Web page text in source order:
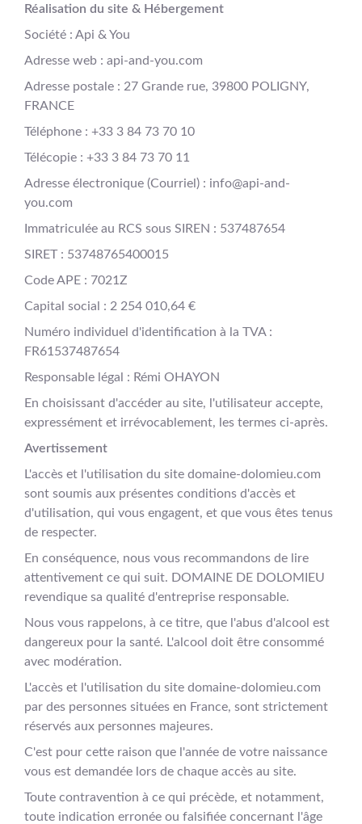
Réalisation du site & Hébergement
Société : Api & You
Adresse web : api-and-you.com
Adresse postale : 27 Grande rue, 39800 POLIGNY,
FRANCE
Téléphone : +33 3 84 73 70 10
Télécopie : +33 3 84 73 70 11
Adresse électronique (Courriel) : info@api-and-
you.com
Immatriculée au RCS sous SIREN : 537487654
SIRET : 53748765400015
Code APE : 7021Z
Capital social : 2 254 010,64 €
Numéro individuel d'identification à la TVA :
FR61537487654
Responsable légal : Rémi OHAYON
En choisissant d'accéder au site, l'utilisateur accepte,
expressément et irrévocablement, les termes ci-après.
Avertissement
L'accès et l'utilisation du site domaine-dolomieu.com
sont soumis aux présentes conditions d'accès et
d'utilisation, qui vous engagent, et que vous êtes tenus
de respecter.
En conséquence, nous vous recommandons de lire
attentivement ce qui suit. DOMAINE DE DOLOMIEU
revendique sa qualité d'entreprise responsable.
Nous vous rappelons, à ce titre, que l'abus d'alcool est
dangereux pour la santé. L'alcool doit être consommé
avec modération.
L'accès et l'utilisation du site domaine-dolomieu.com
par des personnes situées en France, sont strictement
réservés aux personnes majeures.
C'est pour cette raison que l'année de votre naissance
vous est demandée lors de chaque accès au site.
Toute contravention à ce qui précède, et notamment,
toute indication erronée ou falsifiée concernant l'âge